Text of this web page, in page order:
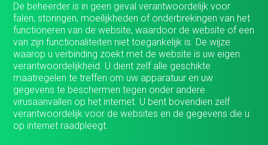
De beheerder is in geen geval verantwoordelijk voor
falen, storingen, moeilijkheden of onderbrekingen van het
functioneren van de website, waardoor de website of een
van zijn functionaliteiten niet toegankelijk is. De wijze
waarop u verbinding zoekt met de website is uw eigen
verantwoordelijkheid. U dient zelf alle geschikte
maatregelen te treffen om uw apparatuur en uw
gegevens te beschermen tegen onder andere
virusaanvallen op het internet. U bent bovendien zelf
verantwoordelijk voor de websites en de gegevens die u
op internet raadpleegt.